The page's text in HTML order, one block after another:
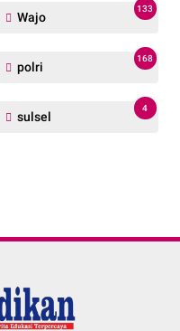
Wajo
133
polri
168
sulsel
4